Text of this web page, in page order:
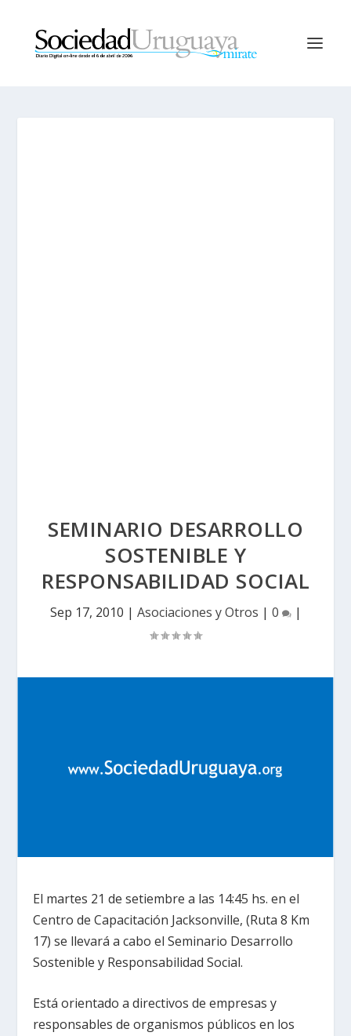
SEMINARIO DESARROLLO
SOSTENIBLE Y
RESPONSABILIDAD SOCIAL
Sep 17, 2010 | Asociaciones y Otros | 0 |
El martes 21 de setiembre a las 14:45 hs. en el
Centro de Capacitación Jacksonville, (Ruta 8 Km
17) se llevará a cabo el Seminario Desarrollo
Sostenible y Responsabilidad Social.
Está orientado a directivos de empresas y
responsables de organismos públicos en los